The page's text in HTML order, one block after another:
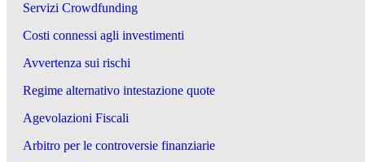
Servizi Crowdfunding
Costi connessi agli investimenti
Avvertenza sui rischi
Regime alternativo intestazione quote
Agevolazioni Fiscali
Arbitro per le controversie finanziarie